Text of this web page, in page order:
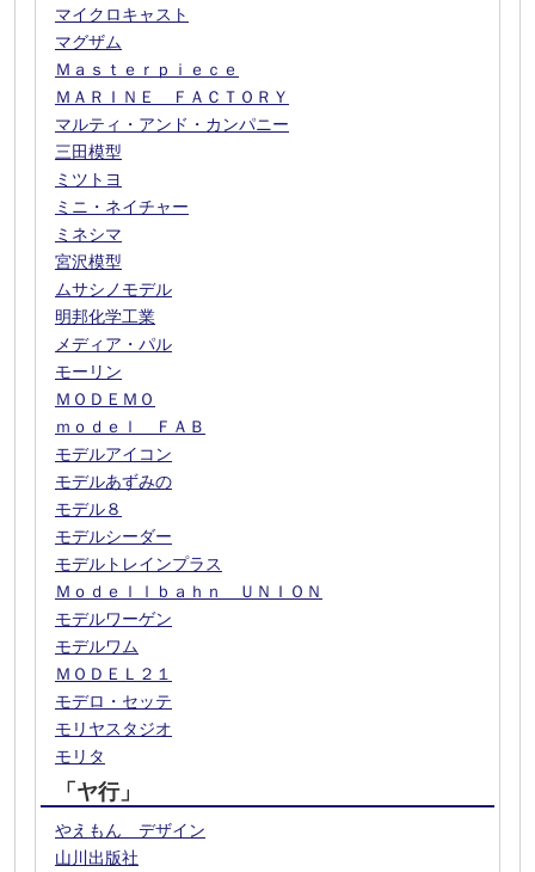
マイクロキャスト
マグザム
Ｍａｓｔｅｒｐｉｅｃｅ
ＭＡＲＩＮＥ ＦＡＣＴＯＲＹ
マルティ・アンド・カンパニー
三田模型
ミツトヨ
ミニ・ネイチャー
ミネシマ
宮沢模型
ムサシノモデル
明邦化学工業
メディア・パル
モーリン
ＭＯＤＥＭＯ
ｍｏｄｅｌ ＦＡＢ
モデルアイコン
モデルあずみの
モデル８
モデルシーダー
モデルトレインプラス
Ｍｏｄｅｌｌｂａｈｎ ＵＮＩＯＮ
モデルワーゲン
モデルワム
ＭＯＤＥＬ２１
モデロ・セッテ
モリヤスタジオ
モリタ
「ヤ行」
やえもん デザイン
山川出版社